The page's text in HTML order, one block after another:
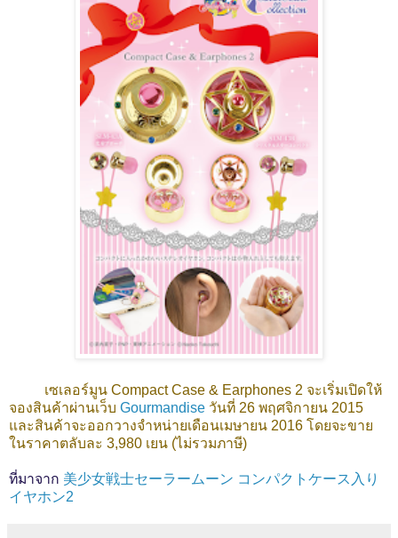
เซเลอร์มูน Compact Case & Earphones 2 จะเริ่มเปิดให้
จองสินค้าผ่านเว็บ Gourmandise วันที่ 26 พฤศจิกายน 2015
และสินค้าจะออกวางจำหน่ายเดือนเมษายน 2016 โดยจะขาย
ในราคาตลับละ 3,980 เยน (ไม่รวมภาษี)
ที่มาจาก 美少女戦士セーラームーン コンパクトケース入り
イヤホン2